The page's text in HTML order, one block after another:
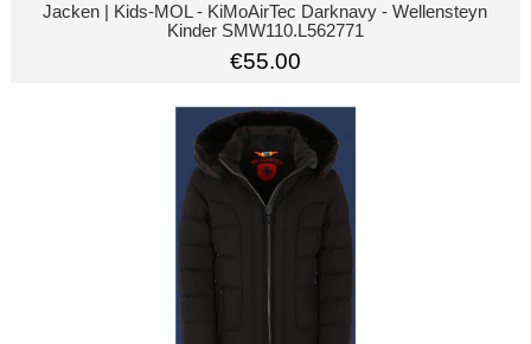
Jacken | Kids-MOL - KiMoAirTec Darknavy - Wellensteyn
Kinder SMW110.L562771
€55.00